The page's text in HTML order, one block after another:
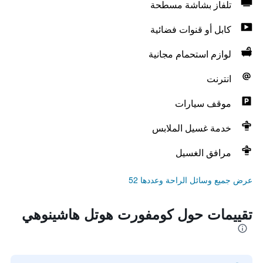
تلفاز بشاشة مسطحة
كابل أو قنوات فضائية
لوازم استحمام مجانية
انترنت
موقف سيارات
خدمة غسيل الملابس
مرافق الغسيل
عرض جميع وسائل الراحة وعددها 52
تقييمات حول كومفورت هوتل هاشينوهي